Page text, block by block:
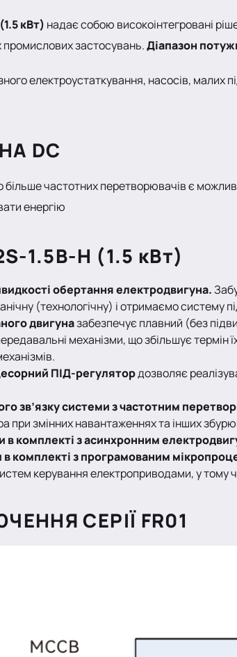
кВт) надає собою високоінтегровані
промислових застосувань.Діапазон
електроустаткування, насосів, малих
DC
більше частотних перетворювачів є
енергію
1.5B-H (1.5 кВт)
обертання електродвигуна.
(технологічну) і отримаємо систему
двигуназабезпечує плавний (без
механізми, що збільшує
ПІД-регулятордозволяє
зв’язку системи з частотним
при змінних навантаженнях та інших
в комплекті з асинхронним
комплекті з програмованим
керування електроприводами, у тому
СЕРІЇ FR01